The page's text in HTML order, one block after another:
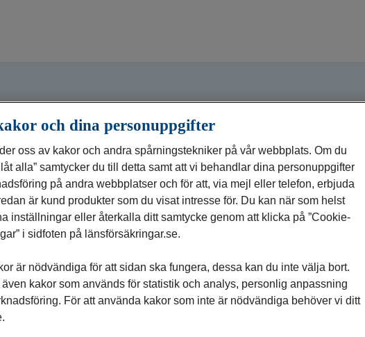
motor i
digitala utveckling. Vi driver den
förstklassiga IT-lösningar,
som skapar värde för hela
och framtidssäker IT-miljö –
och effektiva affärer i hela
och dina personuppgifter
oss av kakor och andra spårningstekniker på vår webbplats. Om du
alla” samtycker du till detta samt att vi behandlar dina personuppgifter
på andra webbplatser och för att, via mejl eller telefon, erbjuda
är kund produkter som du visat intresse för. Du kan när som helst
inställningar eller återkalla ditt samtycke genom att klicka på ”Cookie-
i sidfoten på länsförsäkringar.se.
är nödvändiga för att sidan ska fungera, dessa kan du inte välja bort.
även kakor som används för statistik och analys, personlig anpassning
För att använda kakor som inte är nödvändiga behöver vi ditt